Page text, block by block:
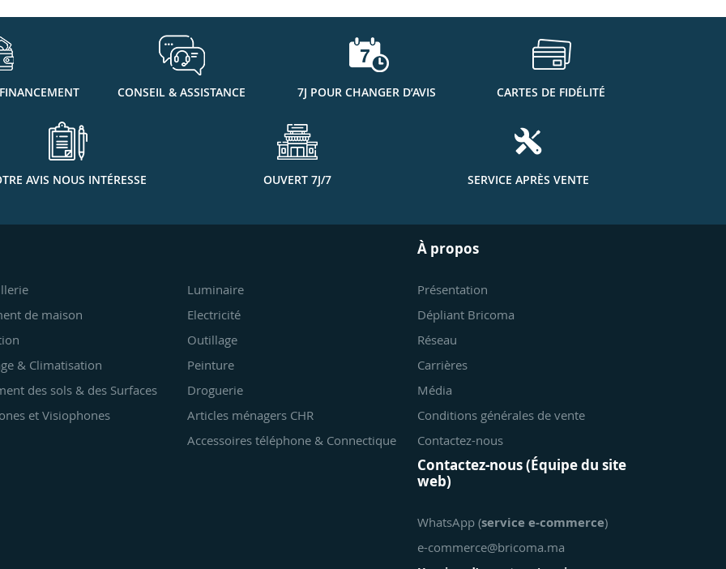
CONSEIL & ASSISTANCE 7J POUR CHANGER D’AVIS CARTES DE FIDÉLITÉ
AVIS NOUS INTÉRESSE OUVERT 7J/7 SERVICE APRÈS VENTE
de maison
& Climatisation
des sols & des Surfaces
et Visiophones
Luminaire
Electricité
Outillage
Peinture
Droguerie
Articles ménagers CHR
Accessoires téléphone & Connectique
À propos
Présentation
Dépliant Bricoma
Réseau
Carrières
Média
Conditions générales de vente
Contactez-nous
Contactez-nous (Équipe du site
web)
WhatsApp (service e-commerce)
e-commerce@bricoma.ma